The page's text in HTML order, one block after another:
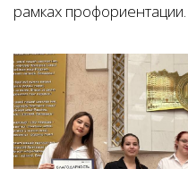
рамках профориентации.